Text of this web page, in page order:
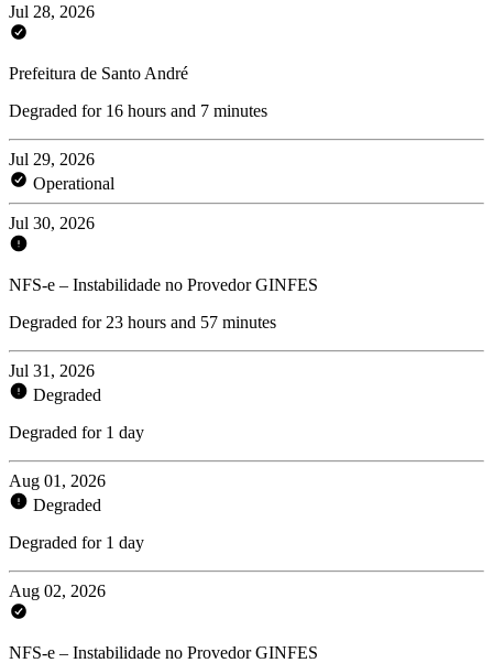
Jul 28, 2026
Prefeitura de Santo André
Degraded for 16 hours and 7 minutes
Jul 29, 2026
Operational
Jul 30, 2026
NFS-e – Instabilidade no Provedor GINFES
Degraded for 23 hours and 57 minutes
Jul 31, 2026
Degraded
Degraded for 1 day
Aug 01, 2026
Degraded
Degraded for 1 day
Aug 02, 2026
NFS-e – Instabilidade no Provedor GINFES